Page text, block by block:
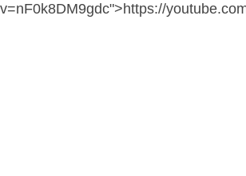
v=nF0k8DM9gdc">https://